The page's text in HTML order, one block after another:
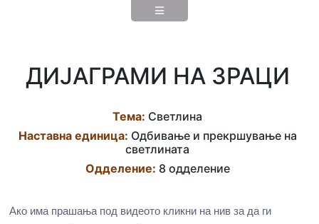
ДИЈАГРАМИ НА ЗРАЦИ
Тема: Светлина
Наставна eдиница: Одбивање и прекршување на
светлината
Одделение: 8 одделение
Ако има прашања под видеото кликни на нив за да ги